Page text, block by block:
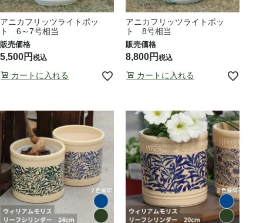
アニカフリッツライトポッ
ト 6～7号相当
5,500 税込
カートに入れる
アニカフリッツライトポッ
ト 8号相当
8,800 税込
カートに入れる